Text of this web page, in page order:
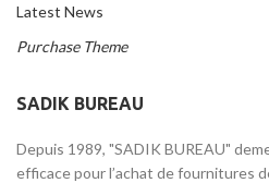
Latest News
Purchase Theme
SADIK BUREAU
Depuis 1989, "SADIK BUREAU"
efficace pour l’achat de fournitures